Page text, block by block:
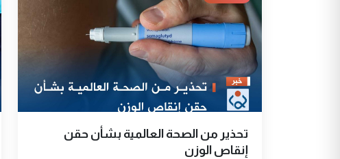
تحذير من الصحة العالمية بشأن حقن
إنقاص الوزن